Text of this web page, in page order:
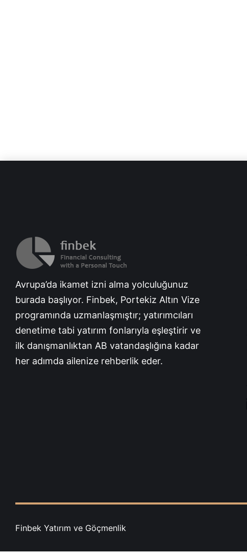
Avrupa’da ikamet izni alma yolculuğunuz
burada başlıyor. Finbek, Portekiz Altın Vize
programında uzmanlaşmıştır; yatırımcıları
denetime tabi yatırım fonlarıyla eşleştirir ve
ilk danışmanlıktan AB vatandaşlığına kadar
her adımda ailenize rehberlik eder.
Finbek Yatırım ve Göçmenlik